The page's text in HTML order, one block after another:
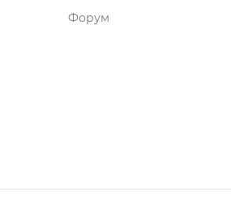
Форум